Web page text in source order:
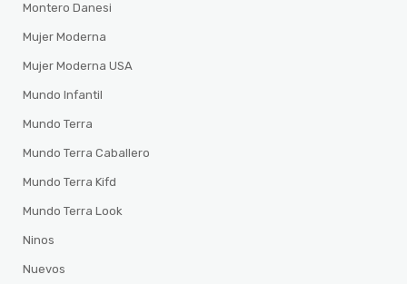
Montero Danesi
Mujer Moderna
Mujer Moderna USA
Mundo Infantil
Mundo Terra
Mundo Terra Caballero
Mundo Terra Kifd
Mundo Terra Look
Ninos
Nuevos